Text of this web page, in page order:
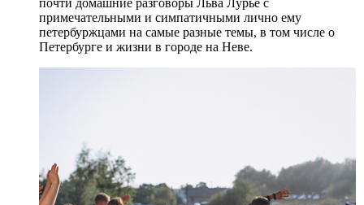
примечательными и симпатичными лично ему
петербуржцами на самые разные темы, в том числе о
Петербурге и жизни в городе на Неве.